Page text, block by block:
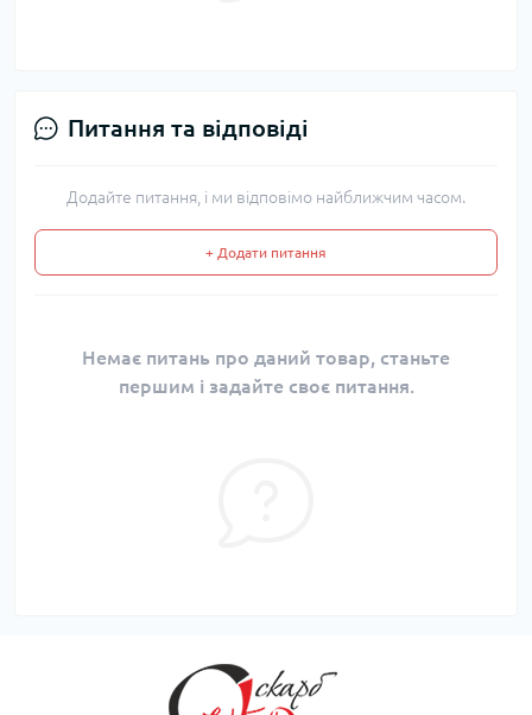
Питання та відповіді
Додайте питання, і ми відповімо найближчим часом.
+ Додати питання
Немає питань про даний товар, станьте
першим і задайте своє питання.